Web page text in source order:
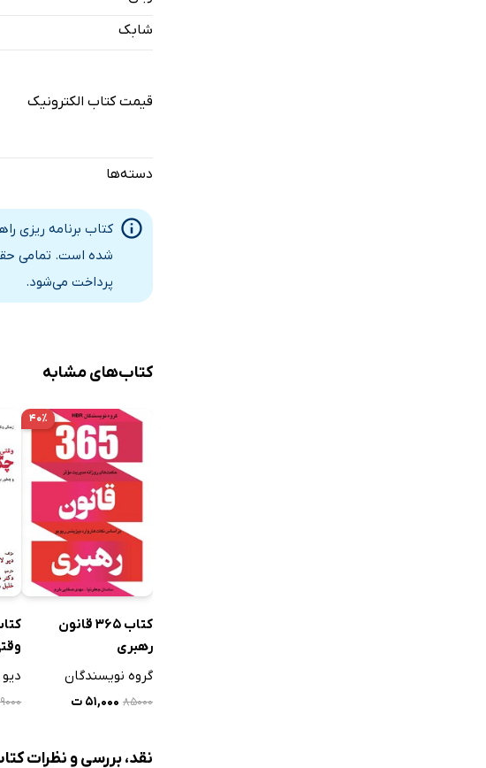
فصل سیزدهم: تعیین
فصل پانزدهم: همه چیز را
شابک
قیمت کتاب الکترونیک
دسته‌ها
کتاب برنامه ریزی
شده است. تمامی
پرداخت می‌شود.
کتاب‌های مشابه
۴۰٪
کتاب 365 قانون
رهبری
گروه نویسندگان
۸۵۰۰۰ ۵۱,۰۰۰ ت
دیو
نقد، بررسی و نظرات